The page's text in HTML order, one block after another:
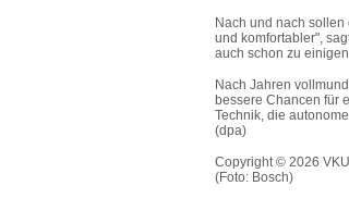
Nach und nach
und komfortabler",
auch schon zu
Nach Jahren
bessere Chancen für
Technik, die
(dpa)
Copyright © 2026
(Foto: Bosch)